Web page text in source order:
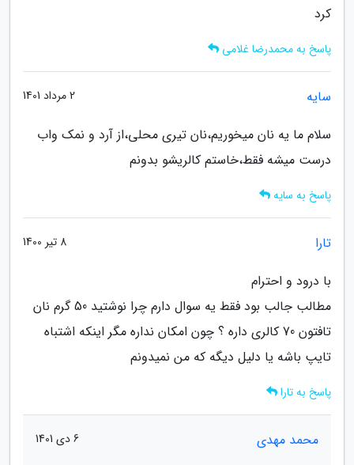
کرد
پاسخ به محمدرضا غلامی
سایه 2 مرداد 1401
سلام ما یه نان میخوریم،نان تیری محلی،از آرد و نمک واب
درست میشه فقط،خاستم کالریشو بدونم
پاسخ به سایه
تارا 8 تیر 1400
با درود و احترام
مطالب جالب بود فقط یه سوال دارم چرا نوشتید 50 گرم نان
تافتون 70 کالری داره ؟ چون امکان نداره مگر اینکه اشتباه
تایپ باشه یا دلیل دیگه که من نمیدونم
پاسخ به تارا
محمد مهدی 6 دی 1401